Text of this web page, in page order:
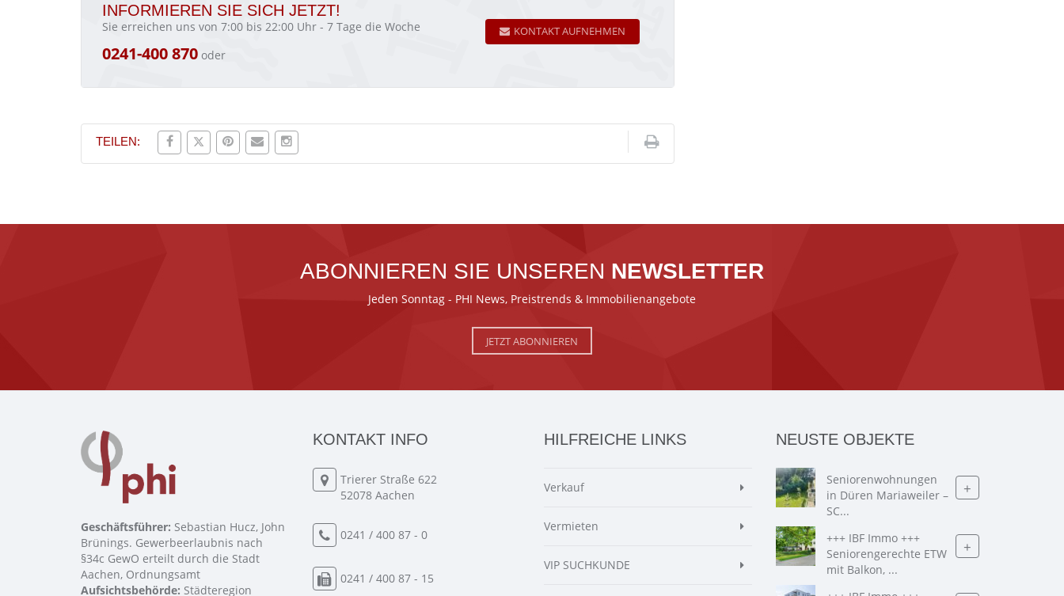
INFORMIEREN SIE SICH JETZT!
Sie erreichen uns von 7:00 bis 22:00 Uhr - 7 Tage die Woche
0241-400 870 oder
KONTAKT AUFNEHMEN
TEILEN:
ABONNIEREN SIE UNSEREN NEWSLETTER
Jeden Sonntag - PHI News, Preistrends & Immobilienangebote
JETZT ABONNIEREN
Geschäftsführer: Sebastian Hucz, John
Brünings. Gewerbeerlaubnis nach
§34c GewO erteilt durch die Stadt
Aachen, Ordnungsamt
Aufsichtsbehörde: Städteregion
KONTAKT INFO
Trierer Straße 622
52078 Aachen
0241 / 400 87 - 0
0241 / 400 87 - 15
HILFREICHE LINKS
Verkauf
Vermieten
VIP SUCHKUNDE
NEUSTE OBJEKTE
Seniorenwohnungen
in Düren Mariaweiler –
SC...
+
+++ IBF Immo +++
Seniorengerechte ETW
mit Balkon, ...
+